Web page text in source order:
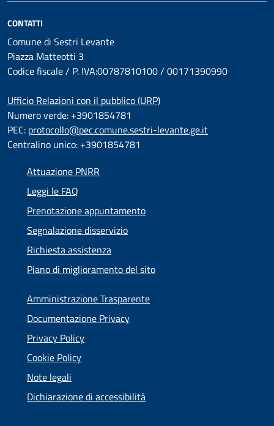
CONTATTI
Comune di Sestri Levante
Piazza Matteotti 3
Codice fiscale / P. IVA:00787810100 / 00171390990
Ufficio Relazioni con il pubblico (URP)
Numero verde: +3901854781
PEC: protocollo@pec.comune.sestri-levante.ge.it
Centralino unico: +3901854781
Attuazione PNRR
Leggi le FAQ
Prenotazione appuntamento
Segnalazione disservizio
Richiesta assistenza
Piano di miglioramento del sito
Amministrazione Trasparente
Documentazione Privacy
Privacy Policy
Cookie Policy
Note legali
Dichiarazione di accessibilità